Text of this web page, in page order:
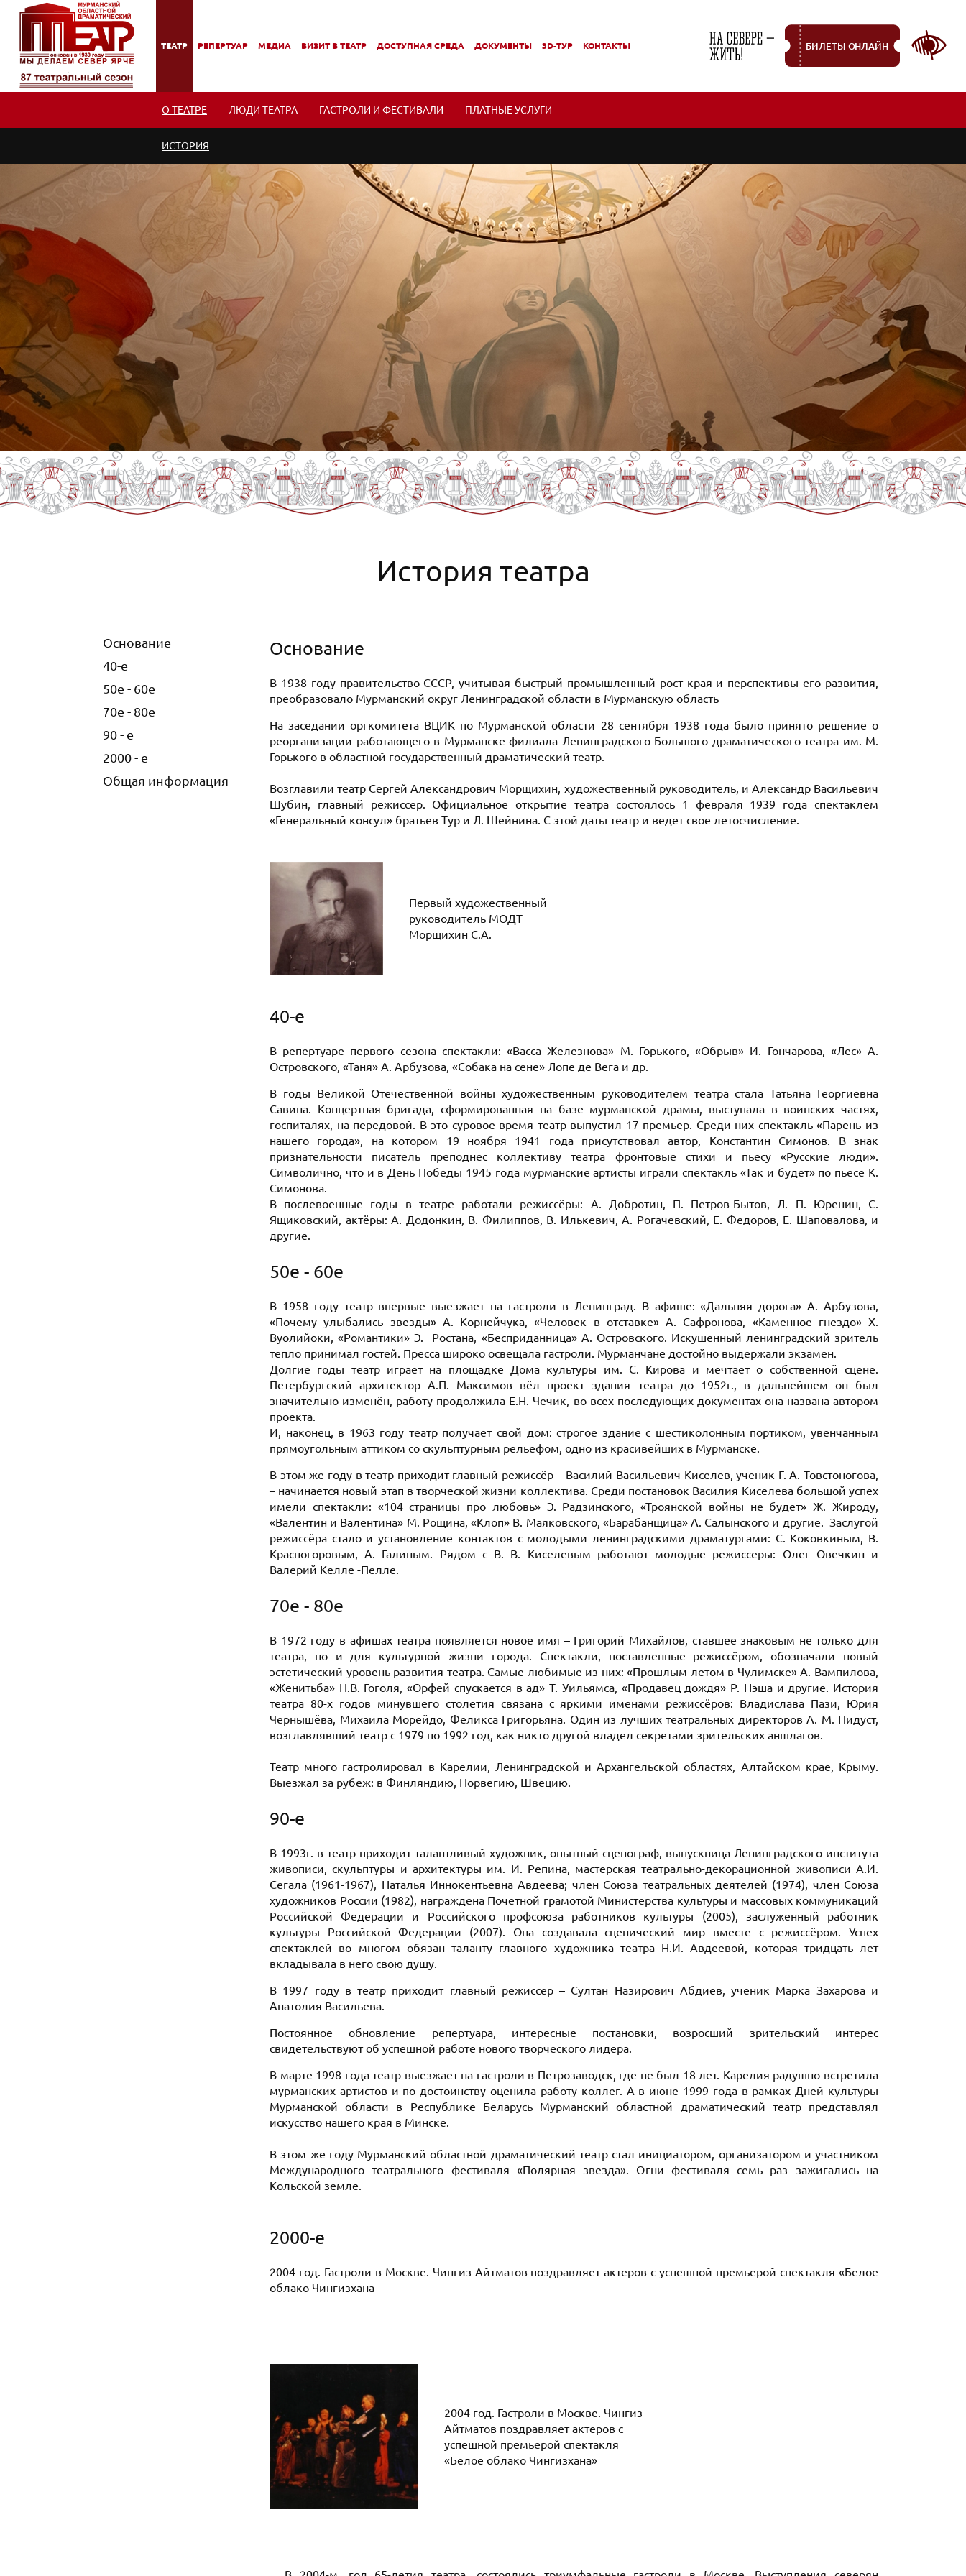
ТЕАТР
РЕПЕРТУАР
МЕДИА
ВИЗИТ В ТЕАТР
ДОСТУПНАЯ СРЕДА
ДОКУМЕНТЫ
3D-ТУР КОНТАКТЫ БИЛЕТЫ ОНЛАЙН
О ТЕАТРЕ ЛЮДИ ТЕАТРА ГАСТРОЛИ И ФЕСТИВАЛИ ПЛАТНЫЕ УСЛУГИ
ИСТОРИЯ
История театра
Основание
40-е
50е - 60е
70е - 80е
90 - е
2000 - е
Общая информация
Основание
В 1938 году правительство СССР, учитывая быстрый промышленный рост края и перспективы его развития,
преобразовало Мурманский округ Ленинградской области в Мурманскую область
На заседании оргкомитета ВЦИК по Мурманской области 28 сентября 1938 года было принято решение о
реорганизации работающего в Мурманске филиала Ленинградского Большого драматического театра им. М.
Горького в областной государственный драматический театр.
Возглавили театр Сергей Александрович Морщихин, художественный руководитель, и Александр Васильевич
Шубин, главный режиссер. Официальное открытие театра состоялось 1 февраля 1939 года спектаклем
«Генеральный консул» братьев Тур и Л. Шейнина. С этой даты театр и ведет свое летосчисление.
Первый художественный
руководитель МОДТ
Морщихин С.А.
40-e
В репертуаре первого сезона спектакли: «Васса Железнова» М. Горького, «Обрыв» И. Гончарова, «Лес» А.
Островского, «Таня» А. Арбузова, «Собака на сене» Лопе де Вега и др.
В годы Великой Отечественной войны художественным руководителем театра стала Татьяна Георгиевна
Савина. Концертная бригада, сформированная на базе мурманской драмы, выступала в воинских частях,
госпиталях, на передовой. В это суровое время театр выпустил 17 премьер. Среди них спектакль «Парень из
нашего города», на котором 19 ноября 1941 года присутствовал автор, Константин Симонов. В знак
признательности писатель преподнес коллективу театра фронтовые стихи и пьесу «Русские люди».
Символично, что и в День Победы 1945 года мурманские артисты играли спектакль «Так и будет» по пьесе К.
Симонова.
В послевоенные годы в театре работали режиссёры: А. Добротин, П. Петров-Бытов, Л. П. Юренин, С.
Ящиковский, актёры: А. Додонкин, В. Филиппов, В. Илькевич, А. Рогачевский, Е. Федоров, Е. Шаповалова, и
другие.
50е - 60е
В 1958 году театр впервые выезжает на гастроли в Ленинград. В афише: «Дальняя дорога» А. Арбузова,
«Почему улыбались звезды» А. Корнейчука, «Человек в отставке» А. Сафронова, «Каменное гнездо» Х.
Вуолийоки, «Романтики» Э. Ростана, «Бесприданница» А. Островского. Искушенный ленинградский зритель
тепло принимал гостей. Пресса широко освещала гастроли. Мурманчане достойно выдержали экзамен.
Долгие годы театр играет на площадке Дома культуры им. С. Кирова и мечтает о собственной сцене.
Петербургский архитектор А.П. Максимов вёл проект здания театра до 1952г., в дальнейшем он был
значительно изменён, работу продолжила Е.Н. Чечик, во всех последующих документах она названа автором
проекта.
И, наконец, в 1963 году театр получает свой дом: строгое здание с шестиколонным портиком, увенчанным
прямоугольным аттиком со скульптурным рельефом, одно из красивейших в Мурманске.
В этом же году в театр приходит главный режиссёр – Василий Васильевич Киселев, ученик Г. А. Товстоногова,
– начинается новый этап в творческой жизни коллектива. Среди постановок Василия Киселева большой успех
имели спектакли: «104 страницы про любовь» Э. Радзинского, «Троянской войны не будет» Ж. Жироду,
«Валентин и Валентина» М. Рощина, «Клоп» В. Маяковского, «Барабанщица» А. Салынского и другие. Заслугой
режиссёра стало и установление контактов с молодыми ленинградскими драматургами: С. Коковкиным, В.
Красногоровым, А. Галиным. Рядом с В. В. Киселевым работают молодые режиссеры: Олег Овечкин и
Валерий Келле -Пелле.
70е - 80е
В 1972 году в афишах театра появляется новое имя – Григорий Михайлов, ставшее знаковым не только для
театра, но и для культурной жизни города. Спектакли, поставленные режиссёром, обозначали новый
эстетический уровень развития театра. Самые любимые из них: «Прошлым летом в Чулимске» А. Вампилова,
«Женитьба» Н.В. Гоголя, «Орфей спускается в ад» Т. Уильямса, «Продавец дождя» Р. Нэша и другие. История
театра 80-х годов минувшего столетия связана с яркими именами режиссёров: Владислава Пази, Юрия
Чернышёва, Михаила Морейдо, Феликса Григорьяна. Один из лучших театральных директоров А. М. Пидуст,
возглавлявший театр с 1979 по 1992 год, как никто другой владел секретами зрительских аншлагов.
Театр много гастролировал в Карелии, Ленинградской и Архангельской областях, Алтайском крае, Крыму.
Выезжал за рубеж: в Финляндию, Норвегию, Швецию.
90-е
В 1993г. в театр приходит талантливый художник, опытный сценограф, выпускница Ленинградского института
живописи, скульптуры и архитектуры им. И. Репина, мастерская театрально-декорационной живописи А.И.
Сегала (1961-1967), Наталья Иннокентьевна Авдеева; член Союза театральных деятелей (1974), член Союза
художников России (1982), награждена Почетной грамотой Министерства культуры и массовых коммуникаций
Российской Федерации и Российского профсоюза работников культуры (2005), заслуженный работник
культуры Российской Федерации (2007). Она создавала сценический мир вместе с режиссёром. Успех
спектаклей во многом обязан таланту главного художника театра Н.И. Авдеевой, которая тридцать лет
вкладывала в него свою душу.
В 1997 году в театр приходит главный режиссер – Султан Назирович Абдиев, ученик Марка Захарова и
Анатолия Васильева.
Постоянное обновление репертуара, интересные постановки, возросший зрительский интерес
свидетельствуют об успешной работе нового творческого лидера.
В марте 1998 года театр выезжает на гастроли в Петрозаводск, где не был 18 лет. Карелия радушно встретила
мурманских артистов и по достоинству оценила работу коллег. А в июне 1999 года в рамках Дней культуры
Мурманской области в Республике Беларусь Мурманский областной драматический театр представлял
искусство нашего края в Минске.
В этом же году Мурманский областной драматический театр стал инициатором, организатором и участником
Международного театрального фестиваля «Полярная звезда». Огни фестиваля семь раз зажигались на
Кольской земле.
2000-е
2004 год. Гастроли в Москве. Чингиз Айтматов поздравляет актеров с успешной премьерой спектакля «Белое
облако Чингизхана
2004 год. Гастроли в Москве. Чингиз
Айтматов поздравляет актеров с
успешной премьерой спектакля
«Белое облако Чингизхана»